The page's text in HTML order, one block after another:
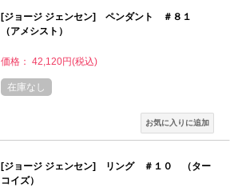
[ジョージ ジェンセン] ペンダント ＃８１
（アメシスト）
価格： 42,120円(税込)
在庫なし
[ジョージ ジェンセン] リング ＃１０ （ター
コイズ）